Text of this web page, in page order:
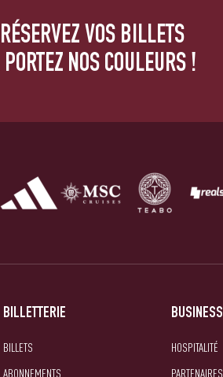
RÉSERVEZ VOS BILLETS
NOS COULEURS !
BILLETTERIE
BILLETS
ABONNEMENTS
BUSINESS
HOSPITALITÉ
PARTENAIRES